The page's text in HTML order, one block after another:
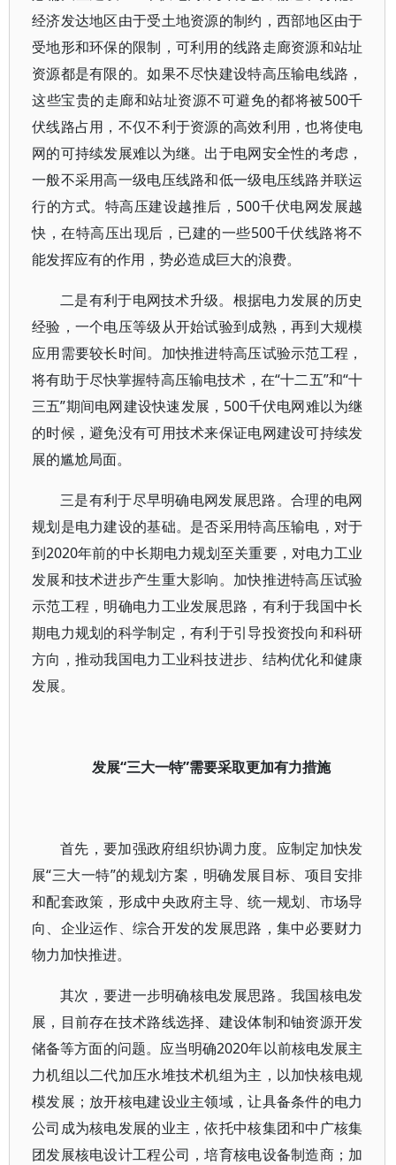
经济发达地区由于受土地资源的制约，西部地区由于
受地形和环保的限制，可利用的线路走廊资源和站址
资源都是有限的。如果不尽快建设特高压输电线路，
这些宝贵的走廊和站址资源不可避免的都将被500千
伏线路占用，不仅不利于资源的高效利用，也将使电
网的可持续发展难以为继。出于电网安全性的考虑，
一般不采用高一级电压线路和低一级电压线路并联运
行的方式。特高压建设越推后，500千伏电网发展越
快，在特高压出现后，已建的一些500千伏线路将不
能发挥应有的作用，势必造成巨大的浪费。
二是有利于电网技术升级。根据电力发展的历史
经验，一个电压等级从开始试验到成熟，再到大规模
应用需要较长时间。加快推进特高压试验示范工程，
将有助于尽快掌握特高压输电技术，在“十二五”和“十
三五”期间电网建设快速发展，500千伏电网难以为继
的时候，避免没有可用技术来保证电网建设可持续发
展的尴尬局面。
三是有利于尽早明确电网发展思路。合理的电网
规划是电力建设的基础。是否采用特高压输电，对于
到2020年前的中长期电力规划至关重要，对电力工业
发展和技术进步产生重大影响。加快推进特高压试验
示范工程，明确电力工业发展思路，有利于我国中长
期电力规划的科学制定，有利于引导投资投向和科研
方向，推动我国电力工业科技进步、结构优化和健康
发展。
发展“三大一特”需要采取更加有力措施
首先，要加强政府组织协调力度。应制定加快发
展“三大一特”的规划方案，明确发展目标、项目安排
和配套政策，形成中央政府主导、统一规划、市场导
向、企业运作、综合开发的发展思路，集中必要财力
物力加快推进。
其次，要进一步明确核电发展思路。我国核电发
展，目前存在技术路线选择、建设体制和铀资源开发
储备等方面的问题。应当明确2020年以前核电发展主
力机组以二代加压水堆技术机组为主，以加快核电规
模发展；放开核电建设业主领域，让具备条件的电力
公司成为核电发展的业主，依托中核集团和中广核集
团发展核电设计工程公司，培育核电设备制造商；加